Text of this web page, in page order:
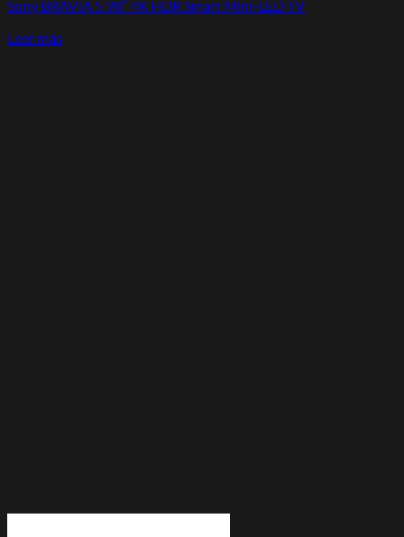
Sony BRAVIA 5 98″ 4K HDR Smart Mini-LED TV
Leer más